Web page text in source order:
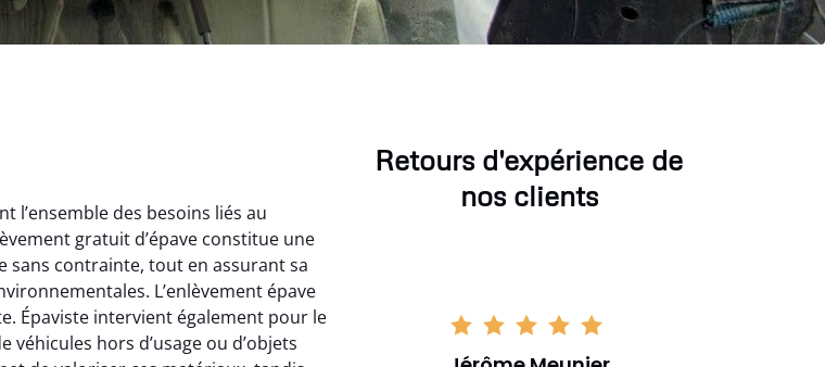
l’ensemble des besoins liés au
gratuit d’épave constitue une
sans contrainte, tout en assurant sa
L’enlèvement épave
Épaviste intervient également pour le
véhicules hors d’usage ou d’objets
Retours d'expérience de
nos clients